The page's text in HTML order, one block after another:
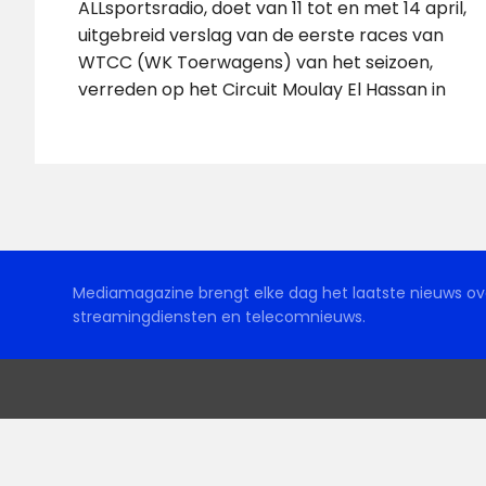
ALLsportsradio, doet van 11 tot en met 14 april,
uitgebreid verslag van de eerste races van
WTCC (WK Toerwagens) van het seizoen,
verreden op het Circuit Moulay El Hassan in
Mediamagazine brengt elke dag het laatste nieuws
streamingdiensten en telecomnieuws.